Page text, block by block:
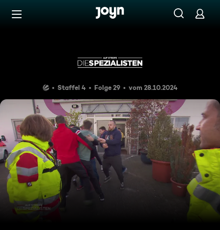
Zum Inhalt springen
Staffel 4 Folge 29 vom 28.10.2024